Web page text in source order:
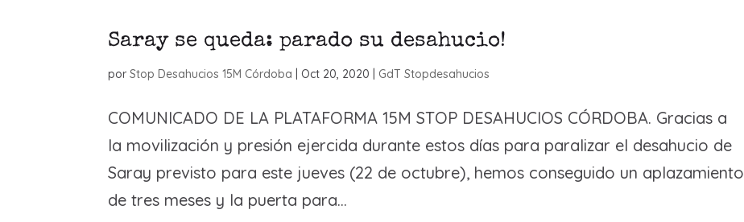
Saray se queda: parado su desahucio!
porStop Desahucios 15M Córdoba |Oct 20, 2020 GdT Stopdesahucios
COMUNICADO DE LA PLATAFORMA 15M STOP DESAHUCIOS CÓRDOBA. Gracias a
la movilización y presión ejercida durante estos días para paralizar el desahucio de
Saray previsto para este jueves (22 de octubre), hemos conseguido un aplazamiento
de tres meses y la puerta para...